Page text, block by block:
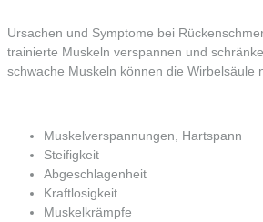
Ursachen und Symptome bei
trainierte Muskeln verspannen und
schwache Muskeln können die Wirbelsäule
Muskelverspannungen, Hartspann
Steifigkeit
Abgeschlagenheit
Kraftlosigkeit
Muskelkrämpfe